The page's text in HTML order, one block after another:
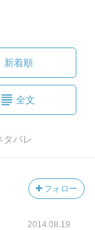
新着順
全文
タバレ
フォロー
2014.08.19